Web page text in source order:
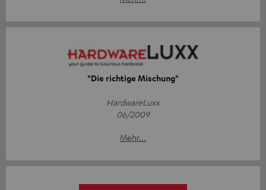
"Die richtige Mischung"
HardwareLuxx
06/2009
Mehr...